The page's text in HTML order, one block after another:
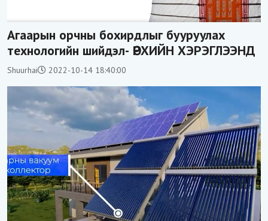
Агаарын орчны бохирдлыг бууруулах
технологийн шийдэл- ӨРХИЙН ХЭРЭГЛЭЭНД
Shuurhai 2022-10-14 18:40:00